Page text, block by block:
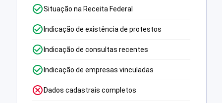
Situação na Receita Federal
Indicação de existência de protestos
Indicação de consultas recentes
Indicação de empresas vinculadas
Dados cadastrais completos